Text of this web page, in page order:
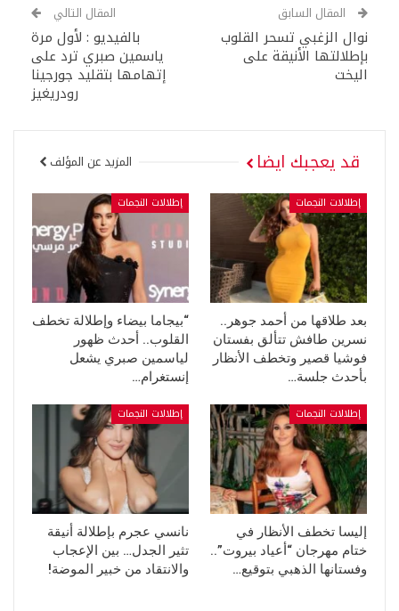
المقال السابق
نوال الزغبي تسحر القلوب
بإطلالتها الأنيقة على
اليخت
المقال التالي
بالفيديو : لأول مرة
ياسمين صبري ترد على
إتهامها بتقليد جورجينا
رودريغيز
قد يعجبك ايضا المزيد عن المؤلف
إطلالات النجمات
بعد طلاقها من أحمد جوهر..
نسرين طافش تتألق بفستان
فوشيا قصير وتخطف الأنظار
بأحدث جلسة…
إطلالات النجمات
“بيجاما بيضاء وإطلالة تخطف
القلوب.. أحدث ظهور
لياسمين صبري يشعل
إنستغرام…
إطلالات النجمات
إليسا تخطف الأنظار في
ختام مهرجان “أعياد بيروت”..
وفستانها الذهبي بتوقيع…
إطلالات النجمات
نانسي عجرم بإطلالة أنيقة
تثير الجدل… بين الإعجاب
والانتقاد من خبير الموضة!